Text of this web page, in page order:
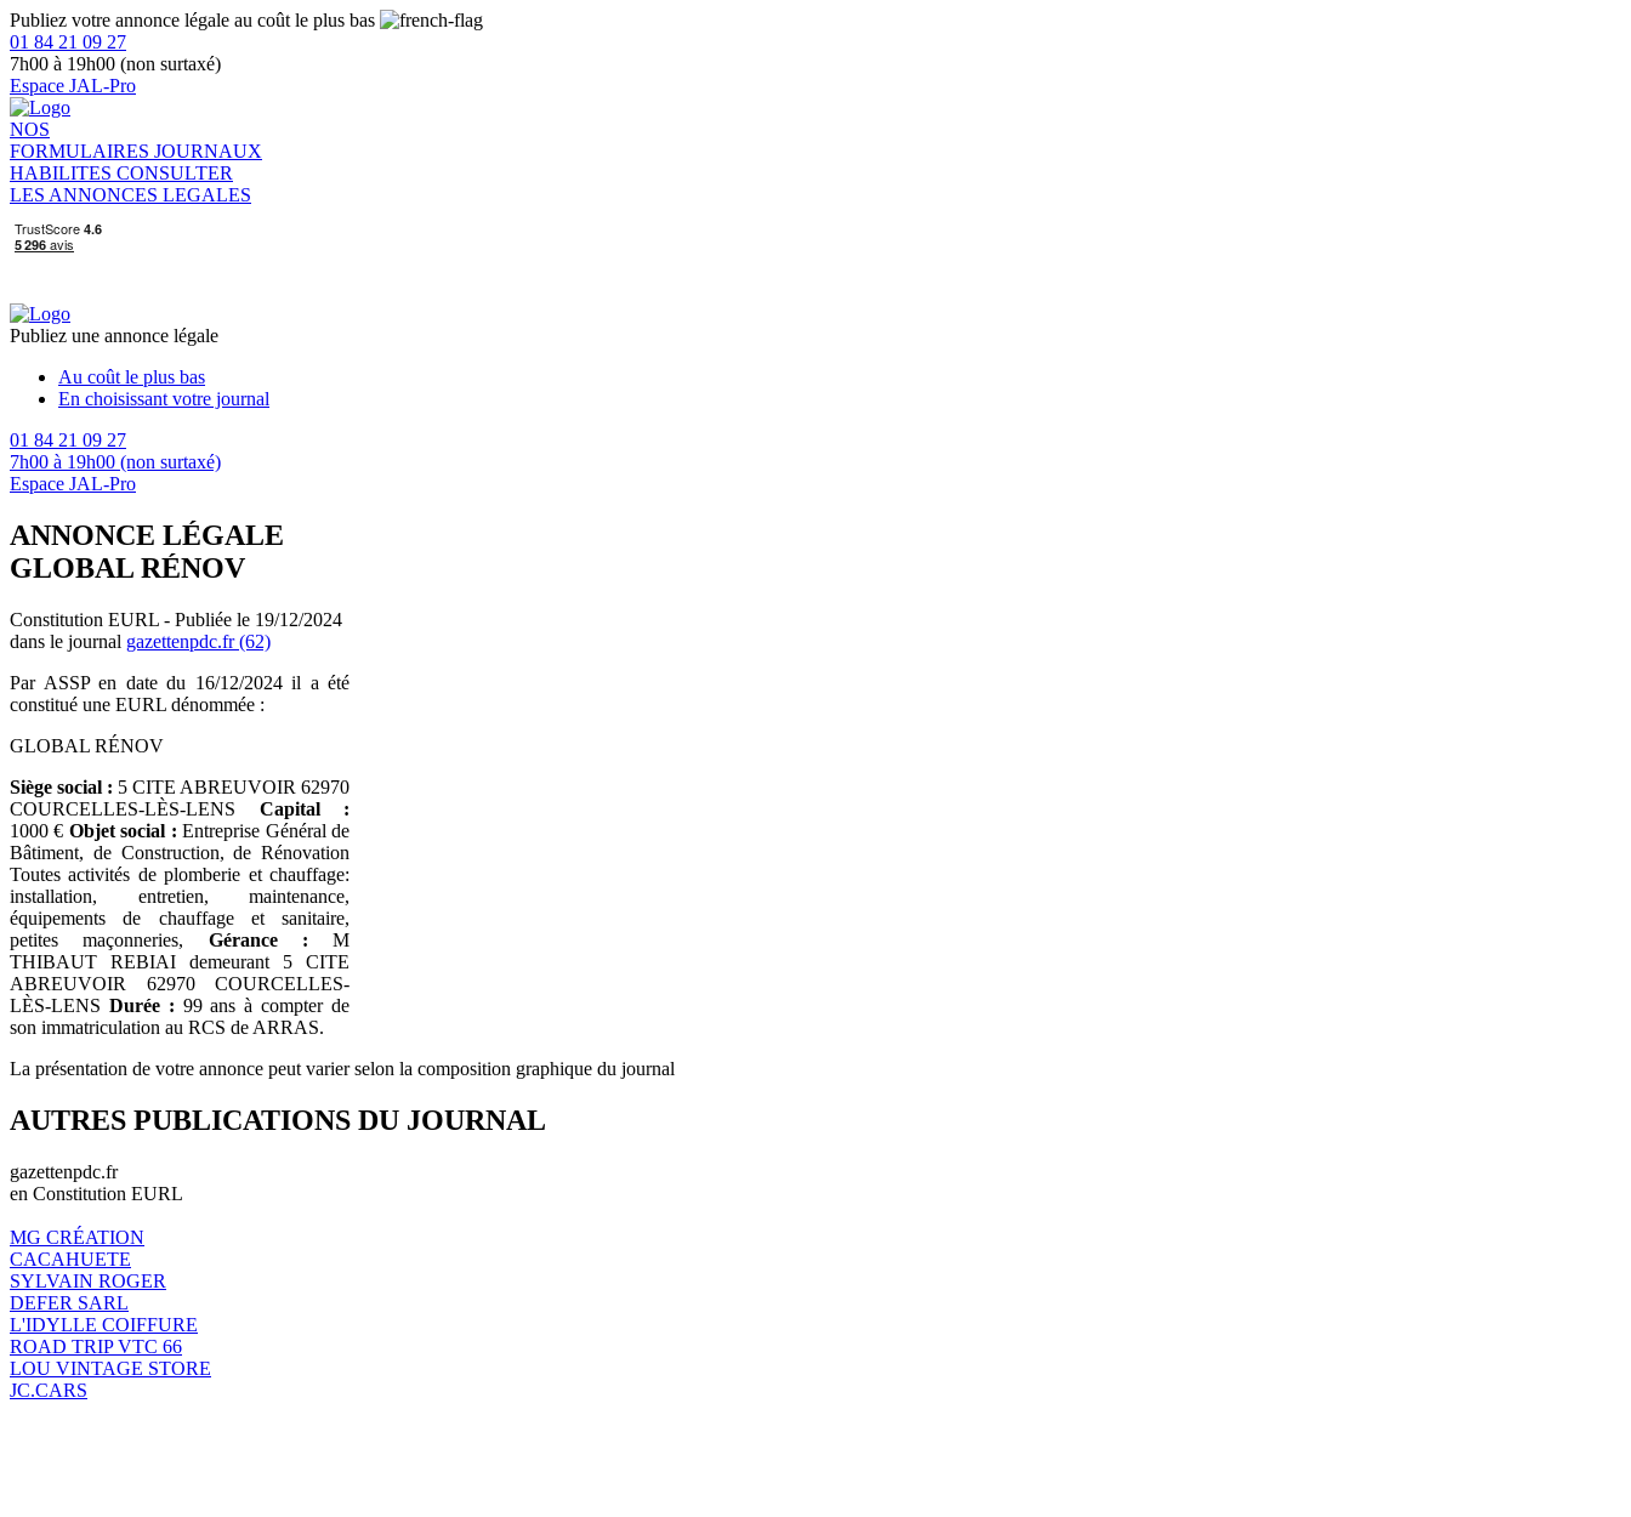
Publiez votre annonce légale au coût le plus bas
01 84 21 09 27
7h00 à 19h00 (non surtaxé)
Espace JAL-Pro
NOS
FORMULAIRES JOURNAUX
HABILITES CONSULTER
LES ANNONCES LEGALES
Publiez une annonce légale
Au coût le plus bas
En choisissant votre journal
01 84 21 09 27
7h00 à 19h00 (non surtaxé)
Espace JAL-Pro
ANNONCE LÉGALE
GLOBAL RÉNOV
Constitution EURL - Publiée le 19/12/2024
dans le journal gazettenpdc.fr (62)
Par ASSP en date du 16/12/2024 il a été
constitué une EURL dénommée :
GLOBAL RÉNOV
Siège social : 5 CITE ABREUVOIR 62970
COURCELLES-LÈS-LENS Capital :
1000 € Objet social : Entreprise Général de
Bâtiment, de Construction, de Rénovation
Toutes activités de plomberie et chauffage:
installation, entretien, maintenance,
équipements de chauffage et sanitaire,
petites maçonneries, Gérance : M
THIBAUT REBIAI demeurant 5 CITE
ABREUVOIR 62970 COURCELLES-
LÈS-LENS Durée : 99 ans à compter de
son immatriculation au RCS de ARRAS.
La présentation de votre annonce peut varier selon la composition graphique du journal
AUTRES PUBLICATIONS DU JOURNAL
gazettenpdc.fr
en Constitution EURL
MG CRÉATION
CACAHUETE
SYLVAIN ROGER
DEFER SARL
L'IDYLLE COIFFURE
ROAD TRIP VTC 66
LOU VINTAGE STORE
JC.CARS